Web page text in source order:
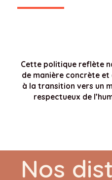
Cette politique reflète
de manière concrète
à la transition vers un
respectueux de
Nos